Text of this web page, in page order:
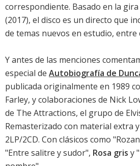
correspondiente. Basado en la gira
(2017), el disco es un directo que
de temas nuevos en estudio,
Y antes de las menciones
especial de Autobiografía de
publicada originalmente en 1989
Farley, y colaboraciones de Nick
de The Attractions, el grupo de
Remasterizado con material extra
2LP/2CD. Con clásicos como
"Entre salitre y sudor", Rosa gris y